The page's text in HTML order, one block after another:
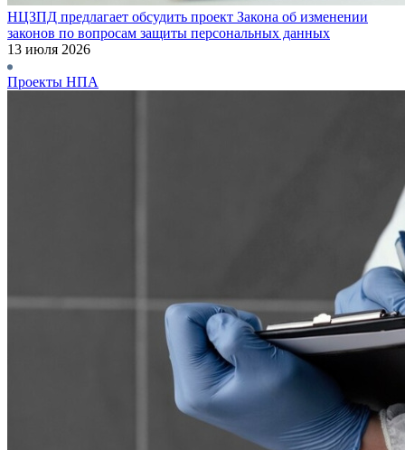
НЦЗПД предлагает обсудить проект Закона об изменении
законов по вопросам защиты персональных данных
13 июля 2026
Проекты НПА